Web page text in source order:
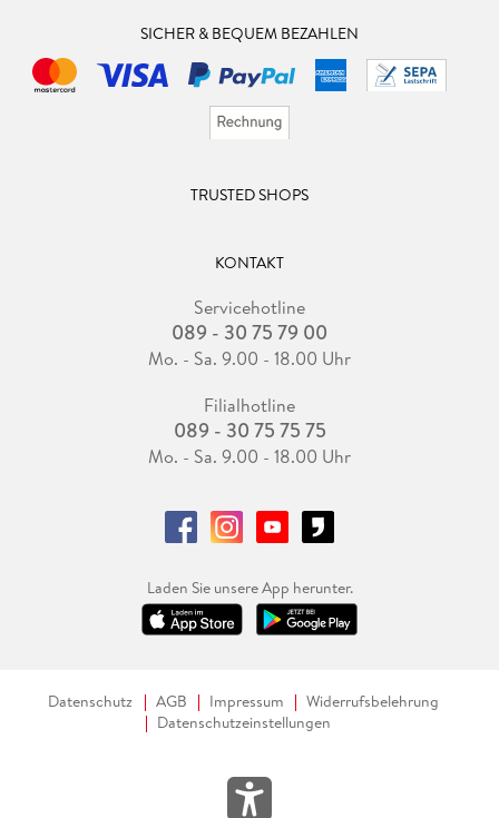
SICHER & BEQUEM BEZAHLEN
TRUSTED SHOPS
KONTAKT
Servicehotline
089 - 30 75 79 00
Mo. - Sa. 9.00 - 18.00 Uhr
Filialhotline
089 - 30 75 75 75
Mo. - Sa. 9.00 - 18.00 Uhr
Laden Sie unsere App herunter.
Datenschutz AGB Impressum
Widerrufsbelehrung
Datenschutzeinstellungen